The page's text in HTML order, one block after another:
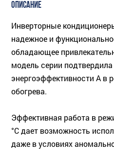
ОПИСАНИЕ
Инверторные
надежное и
обладающее
модель серии
энергоэффективности A в
обогрева.
Эффективная работа в
°C дает возможность
даже в условиях